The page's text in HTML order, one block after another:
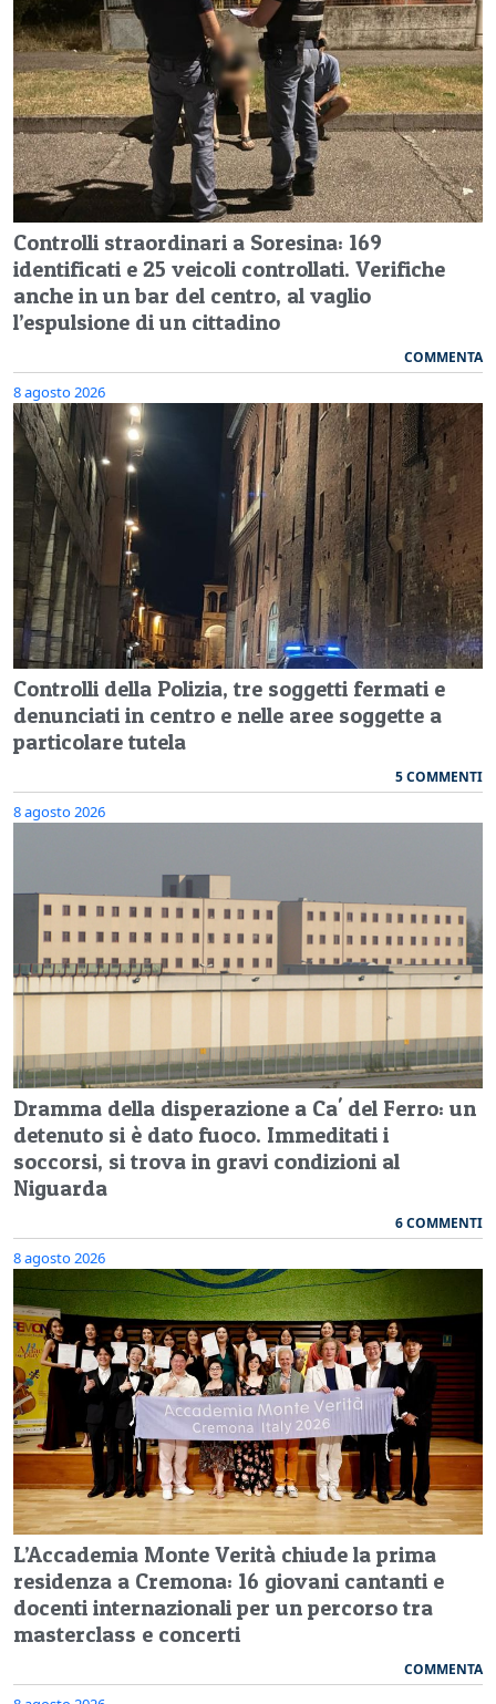
Controlli straordinari a Soresina: 169
identificati e 25 veicoli controllati. Verifiche
anche in un bar del centro, al vaglio
l’espulsione di un cittadino
COMMENTA
8 agosto 2026
Controlli della Polizia, tre soggetti fermati e
denunciati in centro e nelle aree soggette a
particolare tutela
5 COMMENTI
8 agosto 2026
Dramma della disperazione a Ca' del Ferro: un
detenuto si è dato fuoco. Immeditati i
soccorsi, si trova in gravi condizioni al
Niguarda
6 COMMENTI
8 agosto 2026
L’Accademia Monte Verità chiude la prima
residenza a Cremona: 16 giovani cantanti e
docenti internazionali per un percorso tra
masterclass e concerti
COMMENTA